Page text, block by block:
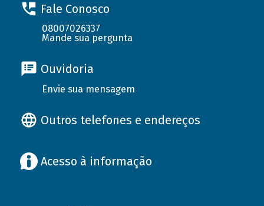
Fale Conosco
08007026337
Mande sua pergunta
Ouvidoria
Envie sua mensagem
Outros telefones e endereços
Acesso à informação